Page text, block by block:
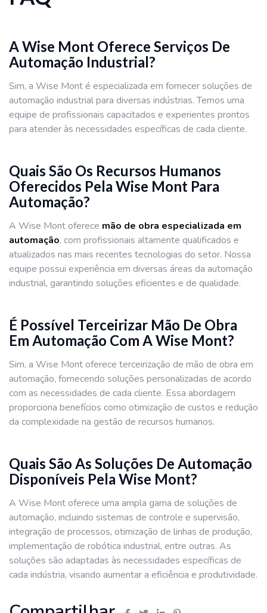
A Wise Mont Oferece Serviços De
Automação Industrial?
Sim, a Wise Mont é especializada em fornecer soluções de
automação industrial para diversas indústrias. Temos uma
equipe de profissionais capacitados e experientes prontos
para atender às necessidades específicas de cada cliente.
Quais São Os Recursos Humanos
Oferecidos Pela Wise Mont Para
Automação?
A Wise Mont oferece mão de obra especializada em
automação, com profissionais altamente qualificados e
atualizados nas mais recentes tecnologias do setor. Nossa
equipe possui experiência em diversas áreas da automação
industrial, garantindo soluções eficientes e de qualidade.
É Possível Terceirizar Mão De Obra
Em Automação Com A Wise Mont?
Sim, a Wise Mont oferece terceirização de mão de obra em
automação, fornecendo soluções personalizadas de acordo
com as necessidades de cada cliente. Essa abordagem
proporciona benefícios como otimização de custos e redução
da complexidade na gestão de recursos humanos.
Quais São As Soluções De Automação
Disponíveis Pela Wise Mont?
A Wise Mont oferece uma ampla gama de soluções de
automação, incluindo sistemas de controle e supervisão,
integração de processos, otimização de linhas de produção,
implementação de robótica industrial, entre outras. As
soluções são adaptadas às necessidades específicas de
cada indústria, visando aumentar a eficiência e produtividade.